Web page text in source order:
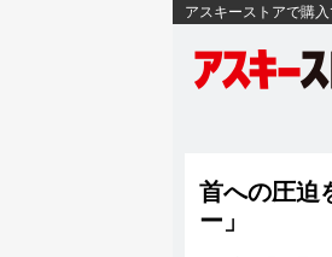
アスキーストアで購
首への圧迫
ー」